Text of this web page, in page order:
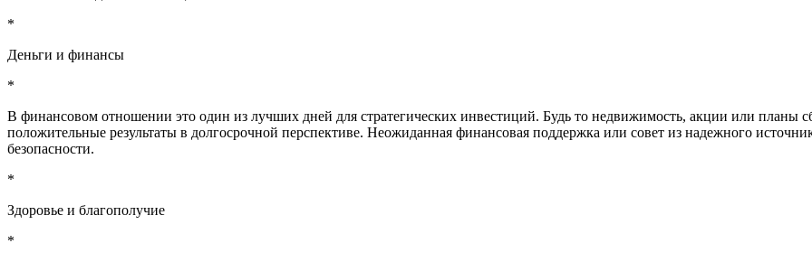
*
Деньги и финансы
*
В финансовом отношении это один из лучших дней для стратегических инвестиций. Будь то недвижимость, акции или планы
положительные результаты в долгосрочной перспективе. Неожиданная финансовая поддержка или совет из надежного
безопасности.
*
Здоровье и благополучие
*